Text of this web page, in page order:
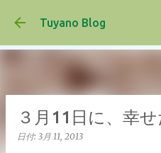
スキップしてメイ
Tuyano Blog
３月11日に、幸
日付: 3月 11, 2013